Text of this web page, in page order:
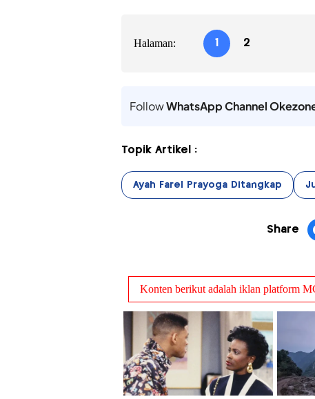
Halaman: 1 2
FollowWhatsApp Channel
Topik Artikel :
Ayah Farel Prayoga Ditangkap
Share